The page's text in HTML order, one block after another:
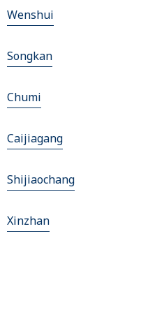
Wenshui
Songkan
Chumi
Caijiagang
Shijiaochang
Xinzhan